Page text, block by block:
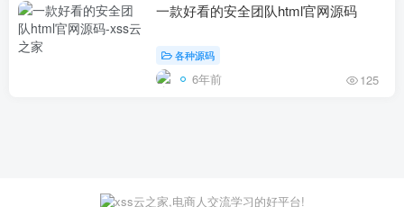
一款好看的安全团队html官网源码
各种源码
6年前 125